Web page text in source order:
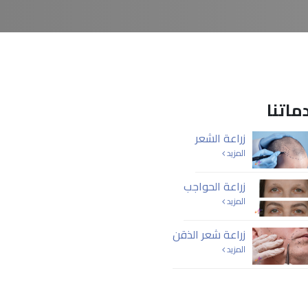
زراعة الشعر
المزيد
زراعة الحواجب
المزيد
زراعة شعر الذقن
المزيد